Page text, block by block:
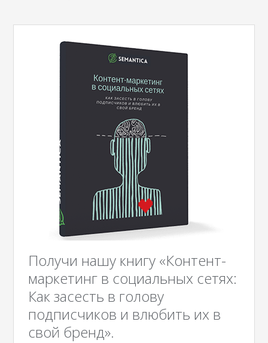
Получи нашу книгу «Контент-
маркетинг в социальных сетях:
Как засесть в голову
подписчиков и влюбить их в
свой бренд».